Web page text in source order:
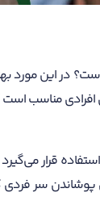
در این مورد
مناسب
پوشاندن سر